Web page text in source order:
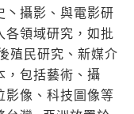
丶攝影、與電影研
各領域研究，如批
殖民研究、新媒介
，包括藝術、攝
影像、科技圖像等